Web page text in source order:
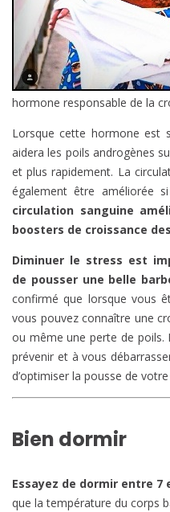
hormone responsable de la
Lorsque cette hormone est
aidera les poils androgènes
et plus rapidement. La
également être améliorée
circulation sanguine
boosters de croissance
Diminuer le stress est
de pousser une belle
confirmé que lorsque vous
vous pouvez connaître une
ou même une perte de poils.
prévenir et à vous
d’optimiser la pousse de
Bien dormir
Essayez de dormir entre 7
que la température du corps